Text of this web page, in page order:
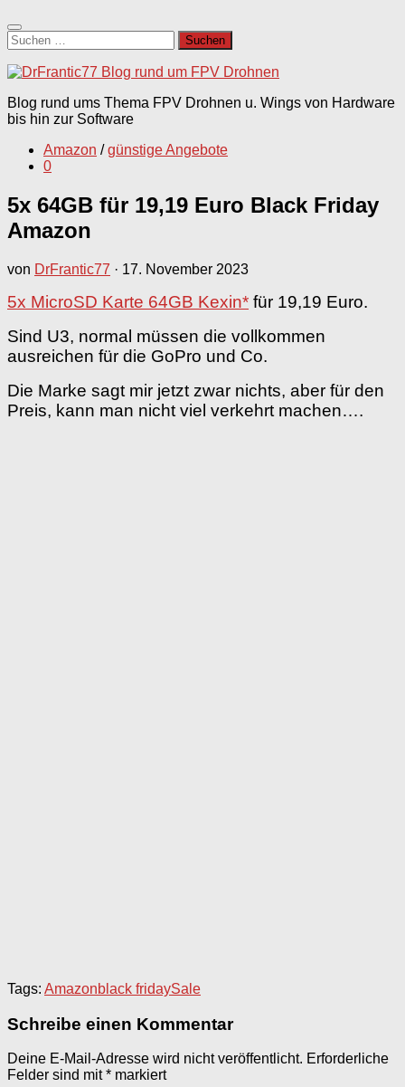
Suchen
nach:
Blog rund ums Thema FPV Drohnen u. Wings von Hardware
bis hin zur Software
Amazon / günstige Angebote
0
5x 64GB für 19,19 Euro Black Friday
Amazon
von DrFrantic77 · 17. November 2023
5x MicroSD Karte 64GB Kexin* für 19,19 Euro.
Sind U3, normal müssen die vollkommen
ausreichen für die GoPro und Co.
Die Marke sagt mir jetzt zwar nichts, aber für den
Preis, kann man nicht viel verkehrt machen….
Tags: Amazonblack fridaySale
Schreibe einen Kommentar
Deine E-Mail-Adresse wird nicht veröffentlicht. Erforderliche
Felder sind mit* markiert